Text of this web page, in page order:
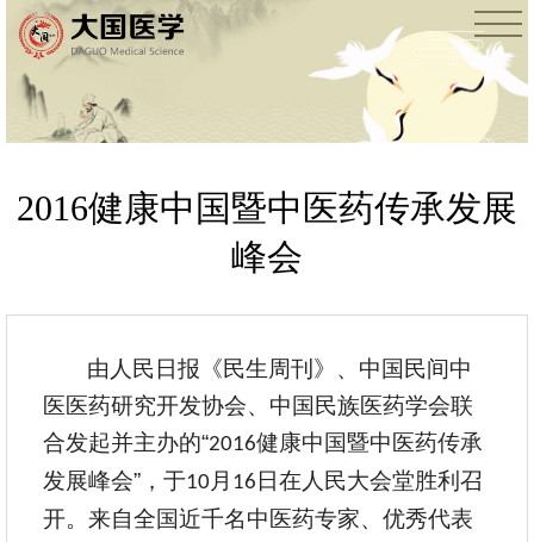
2016健康中国暨中医药传承发展
峰会
由人民日报《民生周刊》、中国民间中
医医药研究开发协会、中国民族医药学会联
合发起并主办的“2016健康中国暨中医药传承
发展峰会”，于10 月 16 日在人民大会堂胜利召
开。来自全国近千名中医药专家、优秀代表